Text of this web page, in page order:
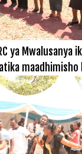
ya Mwalusanya
maadhimisho